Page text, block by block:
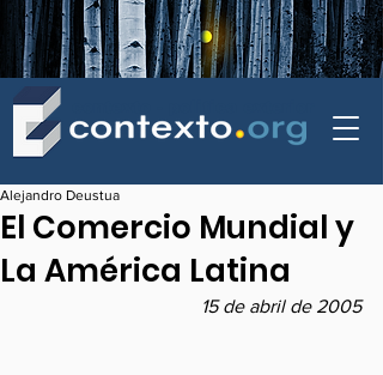
El Comercio Mundial y
La América Latina
Alejandro Deustua
15 de abril de 2005